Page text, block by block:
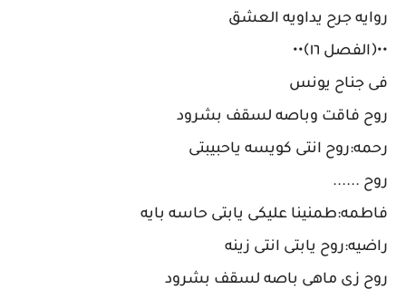
روايه جرح يداويه العشق
••﴿الفصل ١٦﴾••
فى جناح يونس
روح فاقت وباصه لسقف بشرود
رحمه:روح انتى كويسه ياحبيبتى
روح ......
فاطمه:طمنينا عليكى يابتى حاسه بايه
راضيه:روح يابتى انتى زينه
روح زى ماهى باصه لسقف بشرود